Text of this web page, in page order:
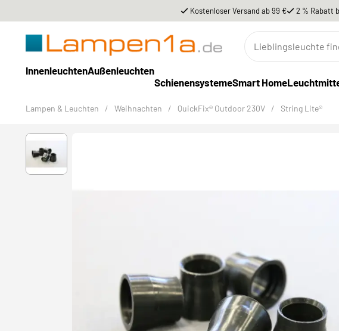
Kostenloser Versand ab 99 € 2 % Rabatt
InnenleuchtenAußenleuchten
SchienensystemeSmart Home
Lampen & Leuchten / Weihnachten / QuickFix® Outdoor 230V / String Lite®